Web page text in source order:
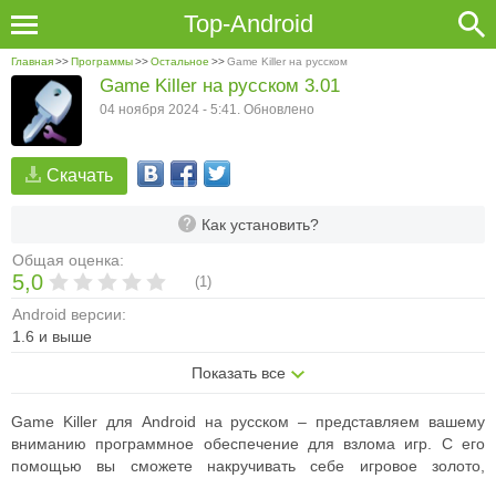
Top-Android
Главная>>Программы>>Остальное >>Game Killer на русском
Скачать
Как установить?
Общая оценка:
5,0 (1)
Android версии:
1.6 и выше
Показать все
Game Killer на русском 3.01
04 ноября 2024 - 5:41. Обновлено
Game Killer для Android на русском – представляем вашему
вниманию программное обеспечение для взлома игр. С его
помощью вы сможете накручивать себе игровое золото,